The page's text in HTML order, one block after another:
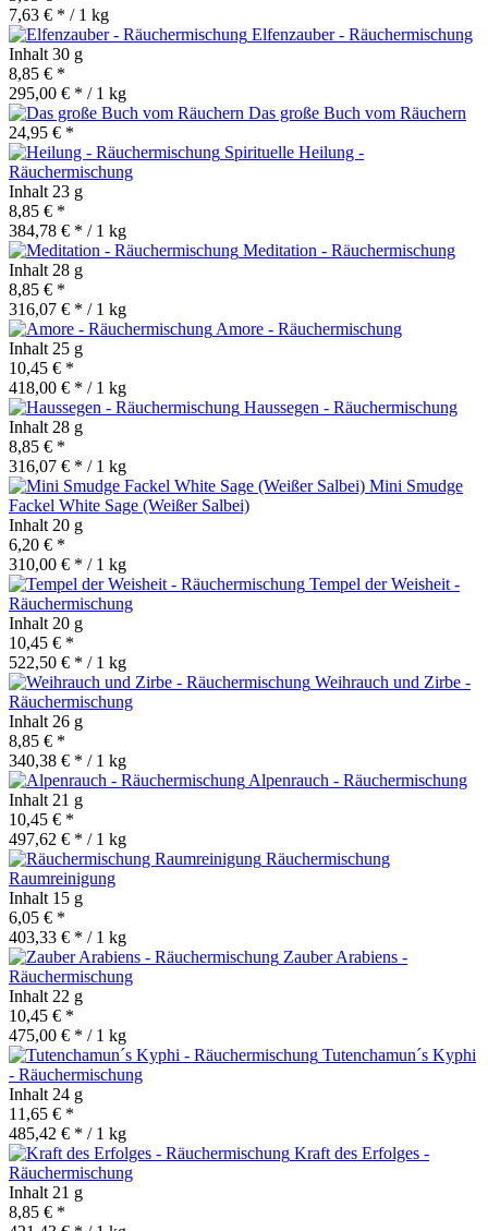
7,63 € * / 1 kg
Elfenzauber - Räuchermischung
Inhalt 30 g
8,85 € *
295,00 € * / 1 kg
Das große Buch vom Räuchern
24,95 € *
Spirituelle Heilung -
Räuchermischung
Inhalt 23 g
8,85 € *
384,78 € * / 1 kg
Meditation - Räuchermischung
Inhalt 28 g
8,85 € *
316,07 € * / 1 kg
Amore - Räuchermischung
Inhalt 25 g
10,45 € *
418,00 € * / 1 kg
Haussegen - Räuchermischung
Inhalt 28 g
8,85 € *
316,07 € * / 1 kg
Mini Smudge
Fackel White Sage (Weißer Salbei)
Inhalt 20 g
6,20 € *
310,00 € * / 1 kg
Tempel der Weisheit -
Räuchermischung
Inhalt 20 g
10,45 € *
522,50 € * / 1 kg
Weihrauch und Zirbe -
Räuchermischung
Inhalt 26 g
8,85 € *
340,38 € * / 1 kg
Alpenrauch - Räuchermischung
Inhalt 21 g
10,45 € *
497,62 € * / 1 kg
Räuchermischung
Raumreinigung
Inhalt 15 g
6,05 € *
403,33 € * / 1 kg
Zauber Arabiens -
Räuchermischung
Inhalt 22 g
10,45 € *
475,00 € * / 1 kg
Tutenchamun´s Kyphi
- Räuchermischung
Inhalt 24 g
11,65 € *
485,42 € * / 1 kg
Kraft des Erfolges -
Räuchermischung
Inhalt 21 g
8,85 € *